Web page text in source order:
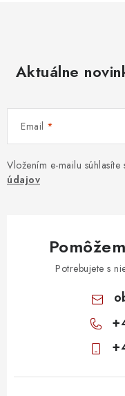
Aktuálne
Email
Vložením e-mailu súhlasíte
údajov
Potrebujete s